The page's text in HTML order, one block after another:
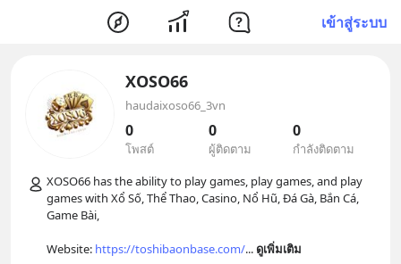
เข้าสู่ระบบ
XOSO66
haudaixoso66_3vn
0
โพสต์
0
ผู้ติดตาม
0
กำลังติดตาม
XOSO66 has the ability to play games, play games, and play
games with Xổ Số, Thể Thao, Casino, Nổ Hũ, Đá Gà, Bắn Cá,
Game Bài,
Website: https://toshibaonbase.com/... ดูเพิ่มเติม